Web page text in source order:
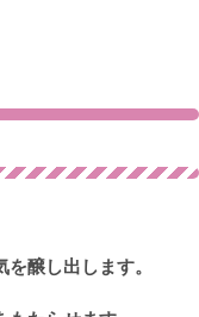
醸し出します。